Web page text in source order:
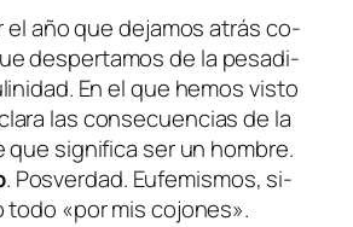
el año que de­ja­mos atrás co­
des­per­ta­mos de la pe­sa­di­
En el que he­mos vis­to
las con­se­cuen­cias de la
que sig­ni­fi­ca ser un hom­bre.
. Posverdad. Eufemismos, si­
to­do «por mis co­jo­nes».